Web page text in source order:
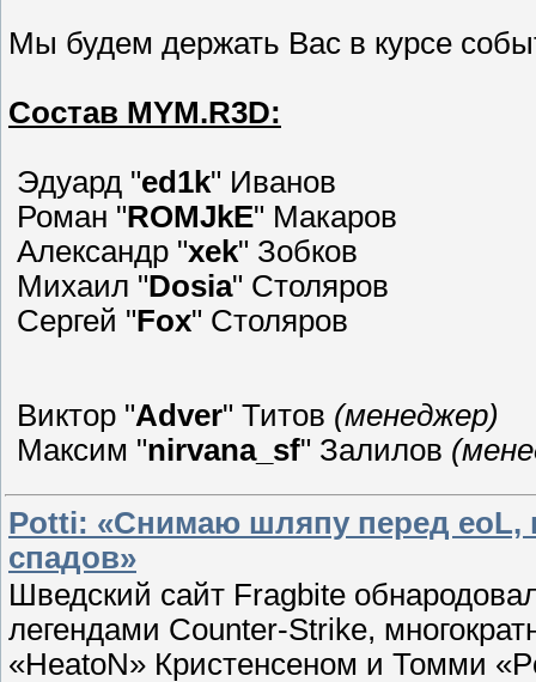
Мы будем держать Вас в курсе
Состав MYM.R3D:
Эдуард "ed1k" Иванов
Роман "ROMJkE" Макаров
Александр "xek" Зобков
Михаил "Dosia" Столяров
Сергей "Fox" Столяров
Виктор "Adver" Титов (менеджер)
Максим "nirvana_sf" Залилов
Potti: «Снимаю шляпу перед
спадов»
Шведский сайт Fragbite
легендами Counter-Strike,
«HeatoN» Кристенсеном и Томми